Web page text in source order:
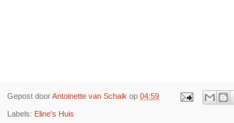
Gepost doorAntoinette van Schaik op 04:59
Labels: Eline's Huis